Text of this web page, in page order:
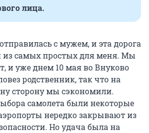
лица.
с мужем, и эта дорога
из самых простых для меня. Мы
и уже днем 10 мая во Внуково
родственник, так что на
сторону мы сэкономили.
самолета были некоторые
нередко закрывают из
Но удача была на